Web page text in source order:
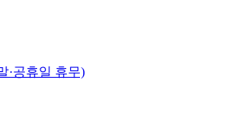
·공휴일 휴무)